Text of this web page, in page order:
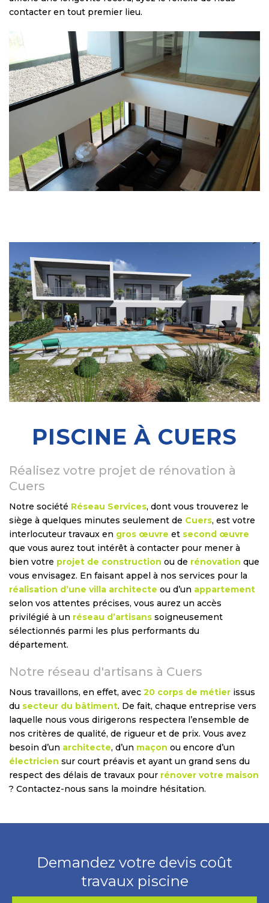
contacter en tout premier lieu.
PISCINE À CUERS
Réalisez votre projet de rénovation à
Cuers
Notre société Réseau Services, dont vous trouverez le
siège à quelques minutes seulement de Cuers, est votre
interlocuteur travaux en gros œuvre et second œuvre
que vous aurez tout intérêt à contacter pour mener à
bien votre projet de construction ou de rénovation que
vous envisagez. En faisant appel à nos services pour la
réalisation d’une villa architecte ou d’un appartement
selon vos attentes précises, vous aurez un accès
privilégié à un réseau d’artisans soigneusement
sélectionnés parmi les plus performants du
département.
Notre réseau d'artisans à Cuers
Nous travaillons, en effet, avec 20 corps de métier issus
du secteur du bâtiment. De fait, chaque entreprise vers
laquelle nous vous dirigerons respectera l’ensemble de
nos critères de qualité, de rigueur et de prix. Vous avez
besoin d’un architecte, d’un maçon ou encore d’un
électricien sur court préavis et ayant un grand sens du
respect des délais de travaux pour rénover votre maison
? Contactez-nous sans la moindre hésitation.
Demandez votre devis coût
travaux piscine